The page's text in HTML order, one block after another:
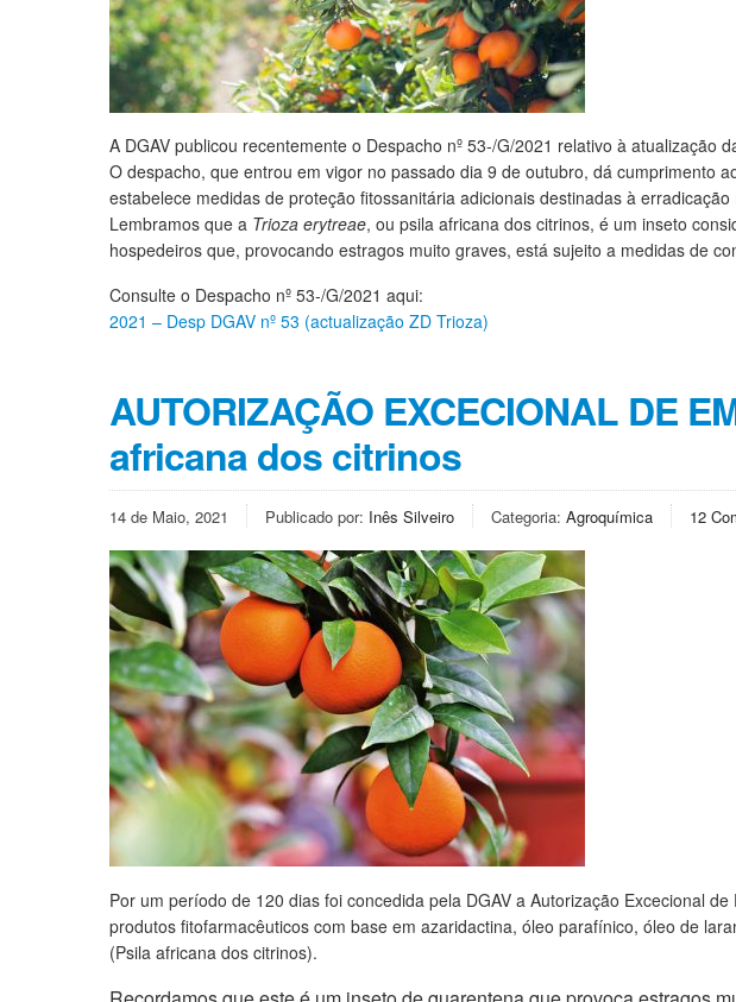
A DGAV publicou recentemente o Despacho nº 53-/G/2021 relativo à atualização
O despacho, que entrou em vigor no passado dia 9 de outubro, dá cumprimento
estabelece medidas de proteção fitossanitária adicionais destinadas à
Lembramos que a Trioza erytreae, ou psila africana dos citrinos, é um inseto
hospedeiros que, provocando estragos muito graves, está sujeito a medidas de
Consulte o Despacho nº 53-/G/2021 aqui:
2021 – Desp DGAV nº 53 (actualização ZD Trioza)
AUTORIZAÇÃO EXCECIONAL DE
africana dos citrinos
14 de Maio, 2021 Publicado por: Inês Silveiro Categoria: Agroquímica 12
Por um período de 120 dias foi concedida pela DGAV a Autorização Excecional
produtos fitofarmacêuticos com base em azaridactina, óleo parafínico, óleo de
(Psila africana dos citrinos).